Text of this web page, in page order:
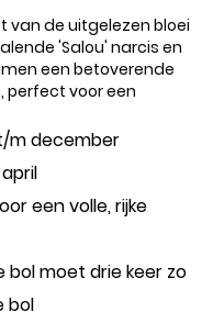
van de uitgelezen bloei
'Salou' narcis en
een betoverende
perfect voor een
m december
een volle, rijke
bol moet drie keer zo
bol